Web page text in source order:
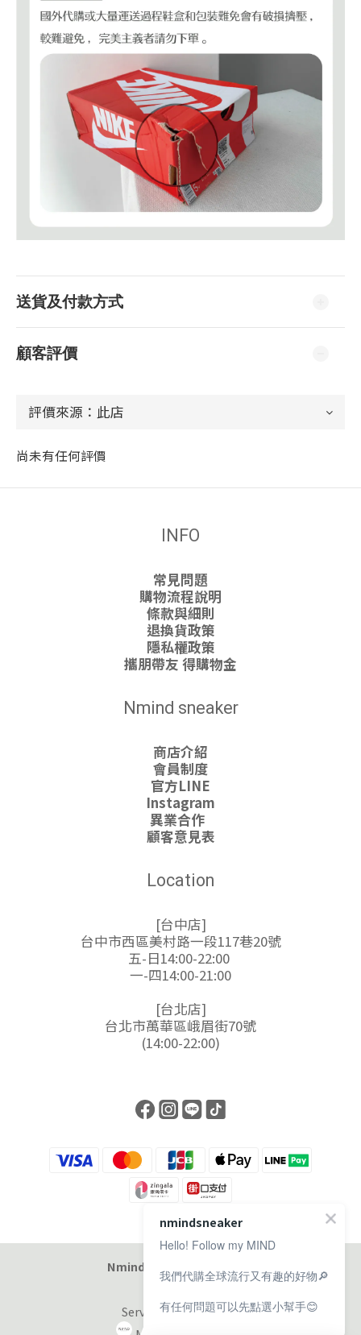
送貨及付款方式
顧客評價
尚未有任何評價
INFO
常見問題
購物流程說明
條款與細則
退換貨政策
隱私權政策
攜朋帶友 得購物金
Nmind sneaker
商店介紹
會員制度
官方LINE
Instagram
異業合作
顧客意見表
Location
[台中店]
台中市西區美村路一段117巷20號
五-日14:00-22:00
一-四14:00-21:00
[台北店]
台北市萬華區峨眉街70號
(14:00-22:00)
Nmind Sneaker 恩邁選貨店
Service at 11:00-19:00
nmindsneaker
Hello! Follow my MIND
我們代購全球流行又有趣的好物🔎
有任何問題可以先點選小幫手😊